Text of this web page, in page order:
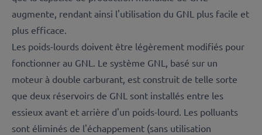
augmente, rendant ainsi l'utilisation du GNL plus facile et
plus efficace.
Les poids-lourds doivent être légèrement modifiés pour
fonctionner au GNL. Le système GNL, basé sur un
moteur à double carburant, est construit de telle sorte
que deux réservoirs de GNL sont installés entre les
essieux avant et arrière d'un poids-lourd. Les polluants
sont éliminés de l'échappement (sans utilisation